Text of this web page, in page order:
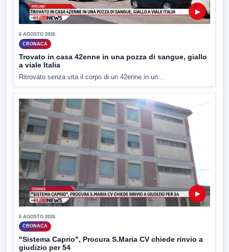
▶
6 AGOSTO 2026
CRONACA
Trovato in casa 42enne in una pozza di sangue, giallo
a viale Italia
Ritrovato senza vita il corpo di un 42enne in un...
▶
6 AGOSTO 2026
CRONACA
"Sistema Caprio", Procura S.Maria CV chiede rinvio a
giudizio per 54